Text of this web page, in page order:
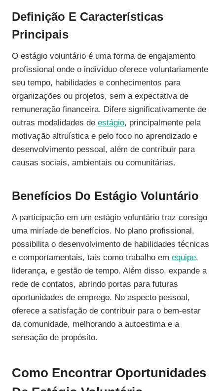
Definição E Características
Principais
O estágio voluntário é uma forma de engajamento
profissional onde o indivíduo oferece voluntariamente
seu tempo, habilidades e conhecimentos para
organizações ou projetos, sem a expectativa de
remuneração financeira. Difere significativamente de
outras modalidades de estágio, principalmente pela
motivação altruística e pelo foco no aprendizado e
desenvolvimento pessoal, além de contribuir para
causas sociais, ambientais ou comunitárias.
Benefícios Do Estágio Voluntário
A participação em um estágio voluntário traz consigo
uma miríade de benefícios. No plano profissional,
possibilita o desenvolvimento de habilidades técnicas
e comportamentais, tais como trabalho em equipe,
liderança, e gestão de tempo. Além disso, expande a
rede de contatos, abrindo portas para futuras
oportunidades de emprego. No aspecto pessoal,
oferece a satisfação de contribuir para o bem-estar
da comunidade, melhorando a autoestima e a
sensação de propósito.
Como Encontrar Oportunidades